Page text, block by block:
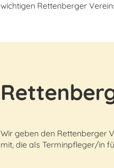
wichtigen Rettenberger
Wir geben den Rettenberger
mit, die als Terminpfleger/in